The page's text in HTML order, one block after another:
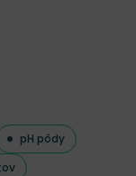
pH pôdy